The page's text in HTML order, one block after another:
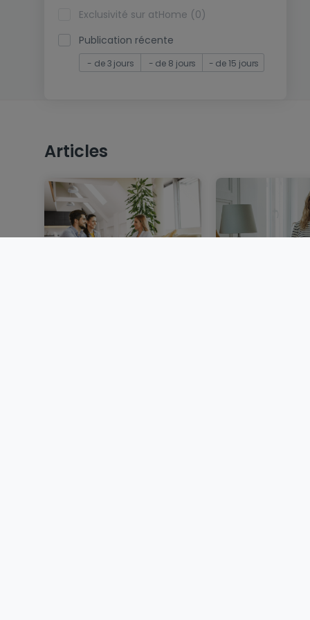
Exclusivité sur atHome (0)
Publication récente
- de 3 jours - de 8 jours - de 15 jours
Articles